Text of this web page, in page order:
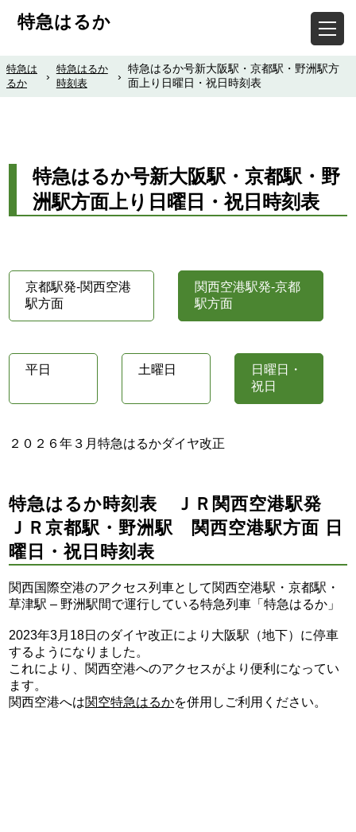
特急はるか
特急は
るか
›
特急はるか
時刻表
›
特急はるか号新大阪駅・京都駅・野洲駅方
面上り日曜日・祝日時刻表
特急はるか号新大阪駅・京都駅・野
洲駅方面上り日曜日・祝日時刻表
京都駅発-関西空港
駅方面
関西空港駅発-京都
駅方面
平日 土曜日
日曜日・
祝日
２０２６年３月特急はるかダイヤ改正
特急はるか時刻表 ＪＲ関西空港駅発
ＪＲ京都駅・野洲駅 関西空港駅方面 日
曜日・祝日時刻表
関西国際空港のアクセス列車として関西空港駅・京都駅・
草津駅 – 野洲駅間で運行している特急列車「特急はるか」
2023年3月18日のダイヤ改正により大阪駅（地下）に停車
するようになりました。
これにより、関西空港へのアクセスがより便利になってい
ます。
関西空港へは関空特急はるかを併用しご利用ください。